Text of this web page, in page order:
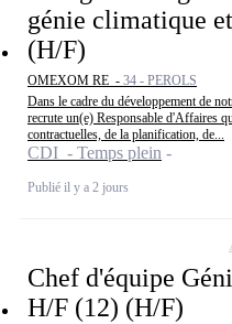
génie climatique
(H/F)
OMEXOM RE - 34 - PEROLS
Dans le cadre du développement de
recrute un(e) Responsable d'Affaires
contractuelles, de la planification, de...
CDI - Temps plein
Publié il y a 2 jours
Chef d'équipe
H/F (12) (H/F)